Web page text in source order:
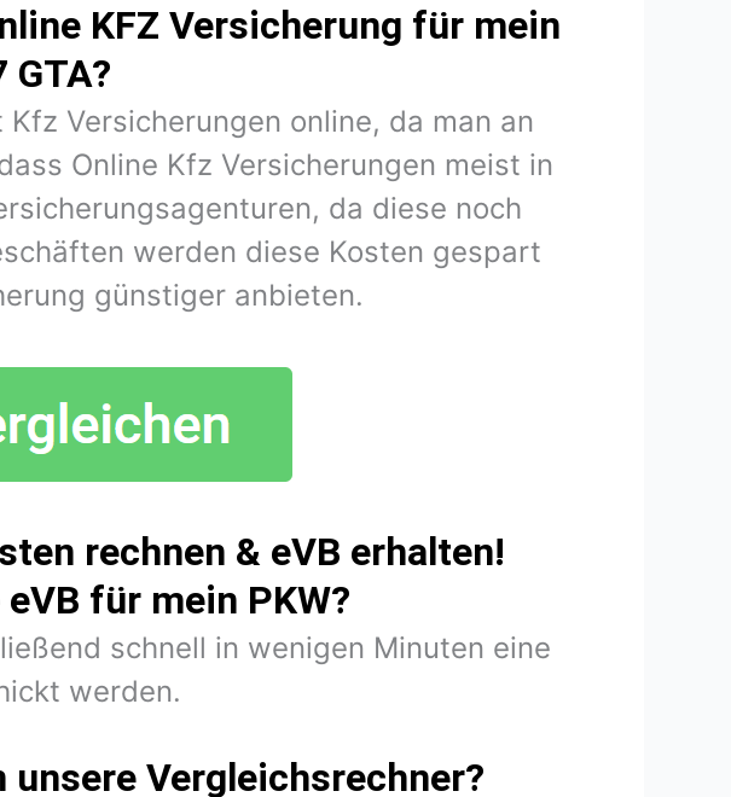
KFZ Versicherung für mein
GTA?
Versicherungen online, da man an
Online Kfz Versicherungen meist in
da diese noch
werden diese Kosten gespart
günstiger anbieten.
rechnen & eVB erhalten!
für mein PKW?
schnell in wenigen Minuten eine
werden.
Vergleichsrechner?